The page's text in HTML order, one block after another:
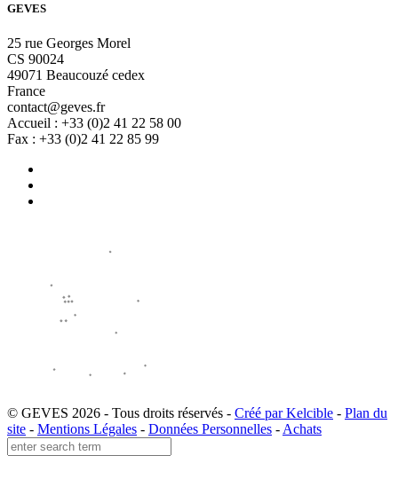
GEVES
25 rue Georges Morel
CS 90024
49071 Beaucouzé cedex
France
contact@geves.fr
Accueil : +33 (0)2 41 22 58 00
Fax : +33 (0)2 41 22 85 99
© GEVES 2026 - Tous droits réservés - Créé par Kelcible - Plan du
site - Mentions Légales - Données Personnelles - Achats